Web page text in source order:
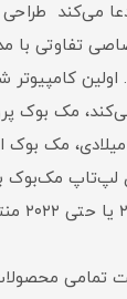
می‌کند
تفاوتی
مک بوک
لپ‌تاپ مک‌بوک
تمامی محصولات